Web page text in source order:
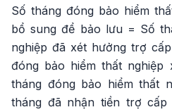
Số tháng đóng bảo hiểm
bổ sung để bảo lưu = Số
nghiệp đã xét hưởng trợ
đóng bảo hiểm thất
tháng đóng bảo hiểm thất
tháng đã nhận tiền trợ